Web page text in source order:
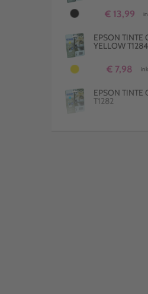
€ 13,99
EPSON TINTE
YELLOW T1284
€ 7,98
EPSON TINTE
T1282